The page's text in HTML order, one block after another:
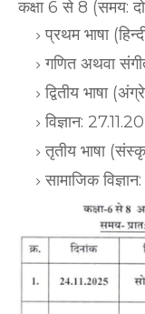
कक्षा 6 से 8 (समय:
प्रथम भाषा
गणित अथवा
द्वितीय भाषा
विज्ञान:
तृतीय भाषा
सामाजिक